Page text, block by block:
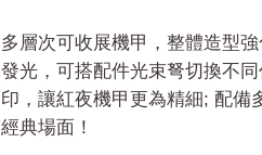
層次可收展機甲，整體造型
光，可搭配件光束弩切換不
，讓紅夜機甲更為精細; 配備
典場面！